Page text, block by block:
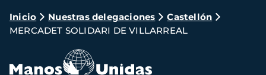
Ruta
de
navegación
Inicio Nuestras delegaciones
Castellón
MERCADET SOLIDARI DE VILLARREAL